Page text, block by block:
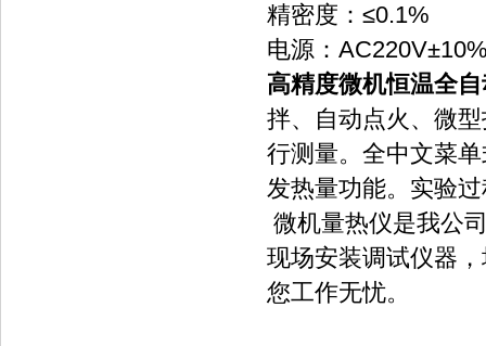
精密度：≤0.1%
电源：
高精度微机恒温全
拌、自动点火、微
行测量。全中文菜
发热量功能。实验
微机量热仪是我公
现场安装调试仪器
您工作无忧。